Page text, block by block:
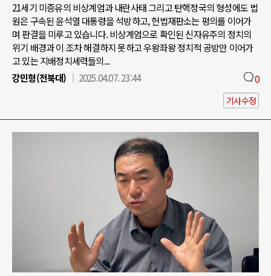
21세기 미증유의 비상계엄과 내란사태 그리고 탄핵정국의 형성에도 법
원은 구속된 윤석열 대통령을 석방하고, 헌법재판소는 평의를 이어가
며 판결을 미루고 있습니다. 비상계엄으로 확인된 신자유주의 정치의
위기 배경과 이 조차 해결하지 못하고 우왕좌왕 정치적 공방만 이어가
고 있는 지배정치세력들의...
강민형(전북대)
2025.04.07. 23:44 0
기사수정